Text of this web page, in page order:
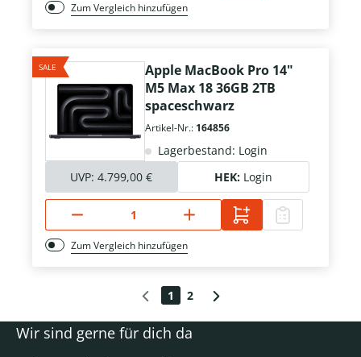
Zum Vergleich hinzufügen
SALE
Apple MacBook Pro 14"
M5 Max 18 36GB 2TB
spaceschwarz
Artikel-Nr.: 164856
Lagerbestand: Login
UVP: 4.799,00 € HEK: Login
Zum Vergleich hinzufügen
1 2
Wir sind gerne für dich da